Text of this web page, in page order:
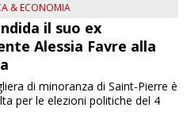
& ECONOMIA
il suo ex
Alessia Favre alla
di minoranza di Saint-Pierre è
per le elezioni politiche del 4